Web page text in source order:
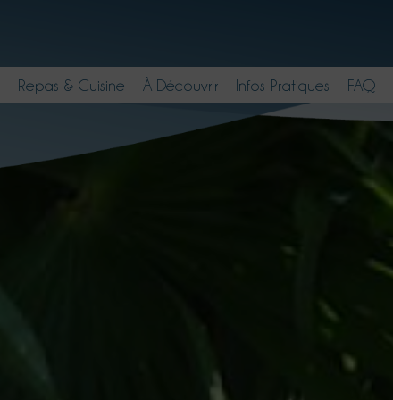
Repas & Cuisine À Découvrir Infos Pratiques FAQ